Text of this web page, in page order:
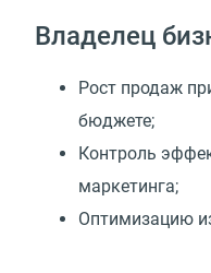
Владелец
Рост продаж
бюджете;
Контроль
маркетинга;
Оптимизацию